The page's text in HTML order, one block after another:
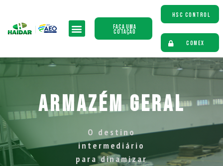
Faça uma
Cotação
HSC CONTROL
COMEX
Armazém Geral
O destino
intermediário
para dinamizar